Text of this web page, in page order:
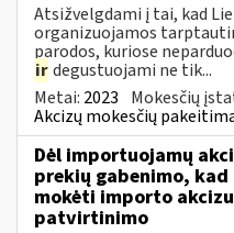
Atsižvelgdami į tai, kad
organizuojamos
parodos, kuriose
irdegustuojami ne tik...
Metai: 2023 Mokesčių
Akcizų mokesčių
Dėl importuojamų
prekių gabenimo,
mokėti importo
patvirtinimo